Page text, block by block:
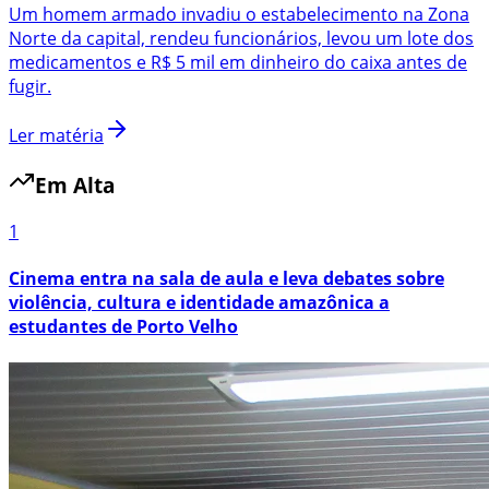
Um homem armado invadiu o estabelecimento na Zona
Norte da capital, rendeu funcionários, levou um lote dos
medicamentos e R$ 5 mil em dinheiro do caixa antes de
fugir.
Ler matéria
Em Alta
1
Cinema entra na sala de aula e leva debates sobre
violência, cultura e identidade amazônica a
estudantes de Porto Velho